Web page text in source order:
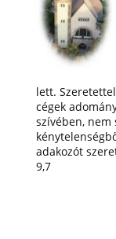
lett.
cégek
szívében, nem
adakozót
9,7